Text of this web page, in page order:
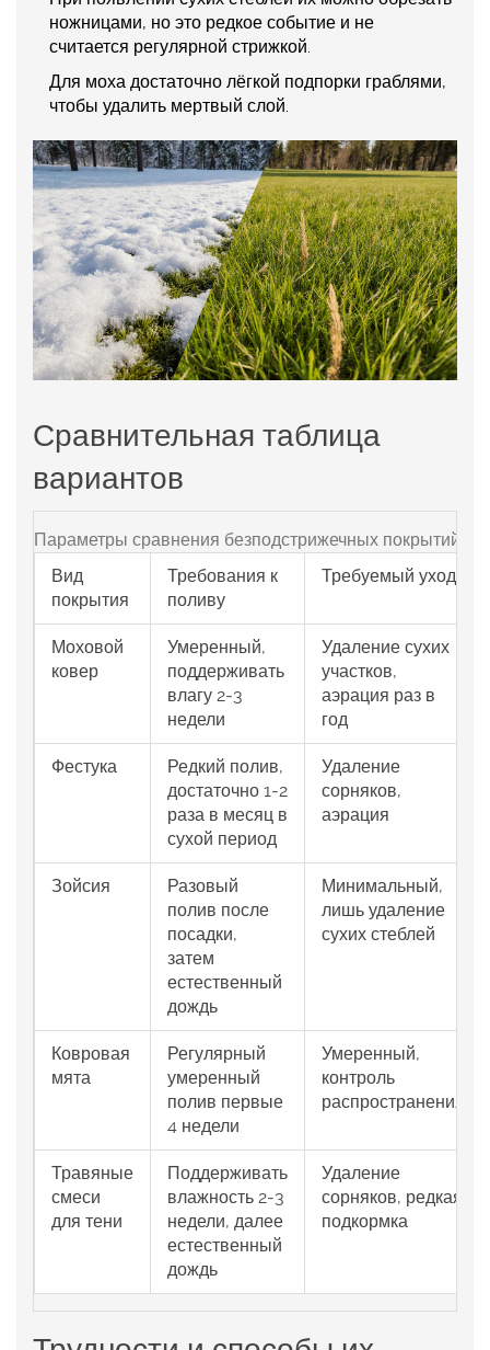
ножницами, но это редкое событие и не
считается регулярной стрижкой.
Для моха достаточно лёгкой подпорки граблями,
чтобы удалить мертвый слой.
Сравнительная таблица
вариантов
Параметры сравнения безподстрижечных покрытий
Вид
покрытия
Требования к
поливу
Требуемый уход
Моховой
ковер
Умеренный,
поддерживать
влагу 2‑3
недели
Удаление сухих
участков,
аэрация раз в
год
Фестука
Редкий полив,
достаточно 1‑2
раза в месяц в
сухой период
Удаление
сорняков,
аэрация
Зойсия
Разовый
полив после
посадки,
затем
естественный
дождь
Минимальный,
лишь удаление
сухих стеблей
Ковровая
мята
Регулярный
умеренный
полив первые
4 недели
Умеренный,
контроль
распространения
Травяные
смеси
для тени
Поддерживать
влажность 2‑3
недели, далее
естественный
дождь
Удаление
сорняков, редкая
подкормка